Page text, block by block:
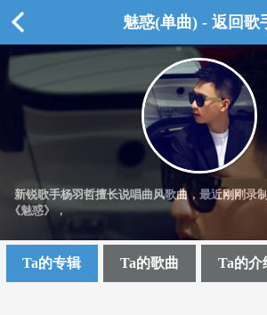
魅惑(单曲) - 返回歌
新锐歌手杨羽哲擅长说唱曲风歌曲，最近刚刚录
《魅惑》，
Ta的专辑 Ta的歌曲 Ta的介